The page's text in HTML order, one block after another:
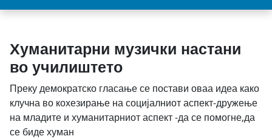
Хуманитарни музички настани
во училиштето
Преку демократско гласање се постави оваа идеа како
клучна во кохезирање на социјалниот аспект-дружење
на младите и хуманитарниот аспект -да се помогне,да
се биде хуман